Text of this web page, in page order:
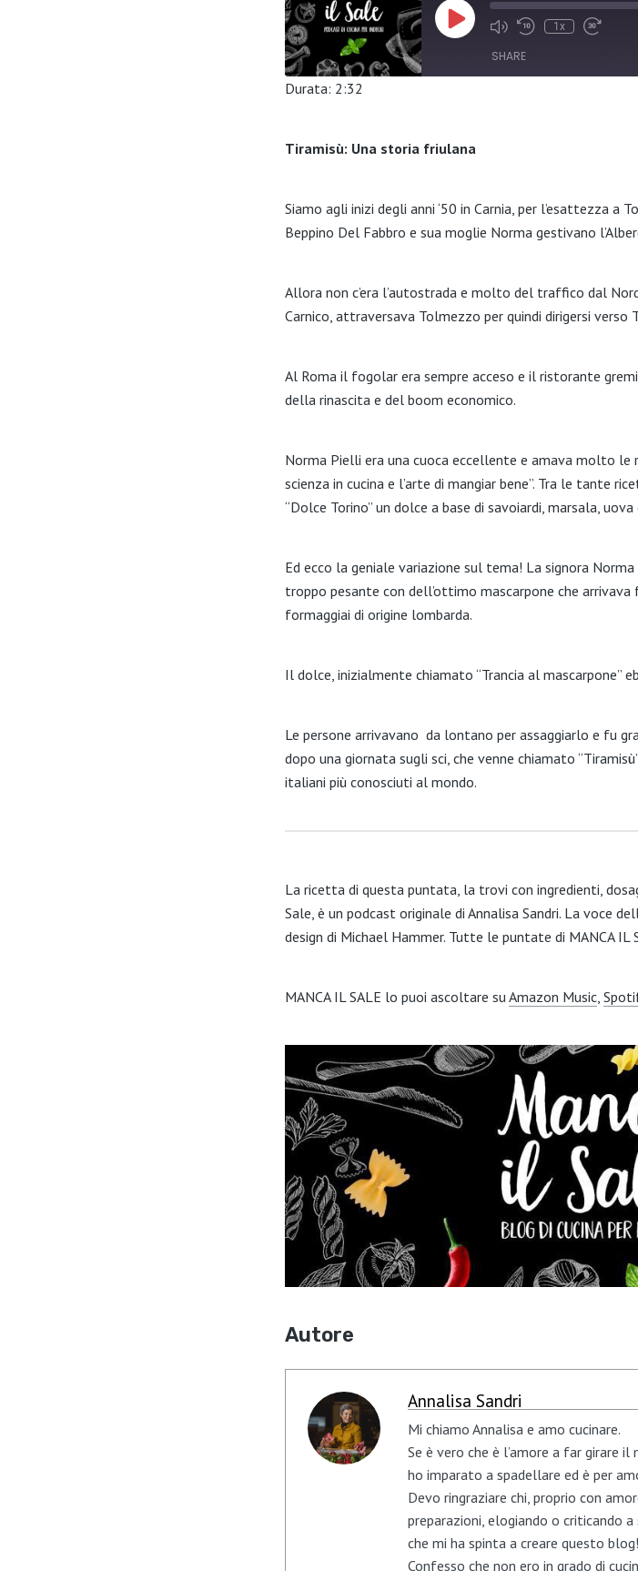
Play
Episode
1x
SHARE
LINK
Durata: 2:32
Tiramisù: Una storia friulana
Siamo agli inizi degli anni ‘50 in Carnia, per l’esattezza
Beppino Del Fabbro e sua moglie Norma gestivano
Allora non c’era l’autostrada e molto del traffico dal
Carnico, attraversava Tolmezzo per quindi dirigersi verso
Al Roma il fogolar era sempre acceso e il ristorante
della rinascita e del boom economico.
Norma Pielli era una cuoca eccellente e amava molto
scienza in cucina e l’arte di mangiar bene”. Tra le tante
“Dolce Torino” un dolce a base di savoiardi, marsala, uova
Ed ecco la geniale variazione sul tema! La signora
troppo pesante con dell’ottimo mascarpone che
formaggiai di origine lombarda.
Il dolce, inizialmente chiamato “Trancia al mascarpone”
Le persone arrivavano da lontano per assaggiarlo e fu
dopo una giornata sugli sci, che venne chiamato
italiani più conosciuti al mondo.
La ricetta di questa puntata, la trovi con ingredienti,
Sale, è un podcast originale di Annalisa Sandri. La voce
design di Michael Hammer. Tutte le puntate di MANCA IL
MANCA IL SALE lo puoi ascoltare suAmazon Music,
Autore
Annalisa Sandri
Mi chiamo Annalisa e amo cucinare.
Se è vero che è l’amore a far girare
ho imparato a spadellare ed è per
Devo ringraziare chi, proprio con
preparazioni, elogiando o criticando
che mi ha spinta a creare questo blog!
Confesso che non ero in grado di